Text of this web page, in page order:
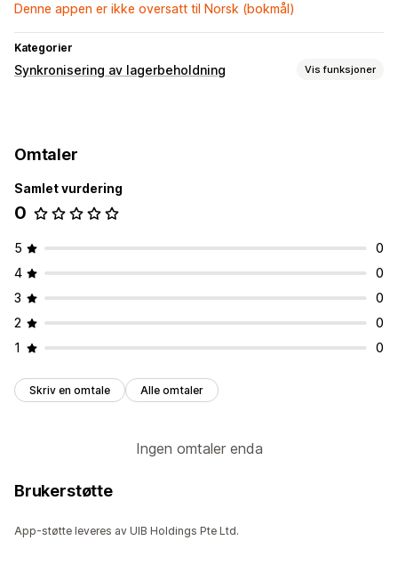
Denne appen er ikke oversatt til Norsk (bokmål)
Kategorier
Synkronisering av lagerbeholdning Vis funksjoner
Omtaler
Samlet vurdering
0
5
0
4
0
3
0
2
0
1
0
Skriv en omtale Alle omtaler
Ingen omtaler enda
Brukerstøtte
App-støtte leveres av UIB Holdings Pte Ltd.